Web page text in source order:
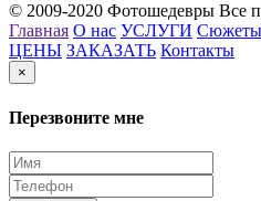
© 2009-2020 Фотошедевры Все
Главная О нас УСЛУГИ Сюжеты
ЦЕНЫ ЗАКАЗАТЬ Контакты
×
Перезвоните мне